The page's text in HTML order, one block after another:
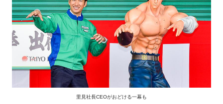
里見社長CEOがおどける一幕も